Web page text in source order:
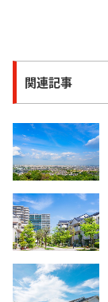
関連記事